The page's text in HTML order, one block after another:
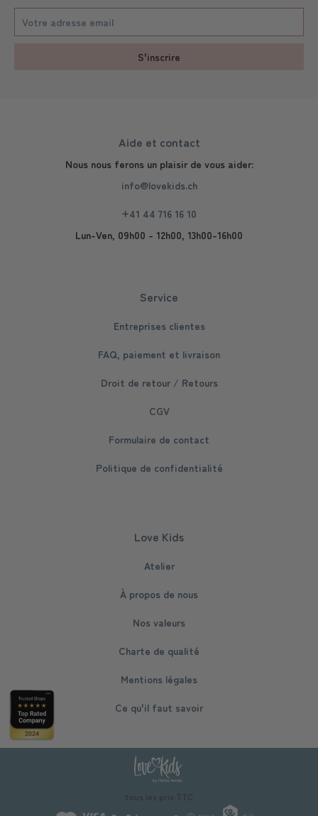
S'inscrire
Aide et contact
Nous nous ferons un plaisir de vous aider:
info@lovekids.ch
+41 44 716 16 10
Lun-Ven, 09h00 - 12h00, 13h00-16h00
Service
Entreprises clientes
FAQ, paiement et livraison
Droit de retour / Retours
CGV
Formulaire de contact
Politique de confidentialité
Love Kids
Atelier
À propos de nous
Nos valeurs
Charte de qualité
Mentions légales
Ce qu'il faut savoir
tous les prix TTC